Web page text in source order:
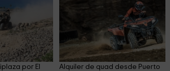
por El
Alquiler de quad desde Puerto